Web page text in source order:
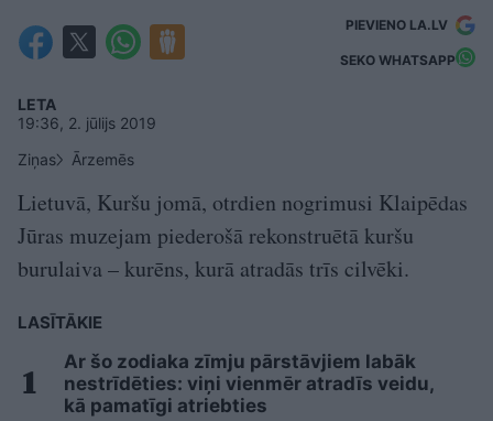
PIEVIENO LA.LV
SEKO WHATSAPP
LETA
19:36, 2. jūlijs 2019
Ziņas
Ārzemēs
Lietuvā, Kuršu jomā, otrdien nogrimusi Klaipēdas
Jūras muzejam piederošā rekonstruētā kuršu
burulaiva – kurēns, kurā atradās trīs cilvēki.
LASĪTĀKIE
Ar šo zodiaka zīmju pārstāvjiem labāk
nestrīdēties: viņi vienmēr atradīs veidu,
kā pamatīgi atriebties